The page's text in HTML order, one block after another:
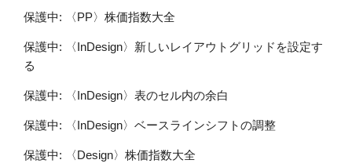
保護中: 〈PP〉株価指数大全
保護中: 〈InDesign〉新しいレイアウトグリッドを設定す
る
保護中: 〈InDesign〉表のセル内の余白
保護中: 〈InDesign〉ベースラインシフトの調整
保護中: 〈Design〉株価指数大全